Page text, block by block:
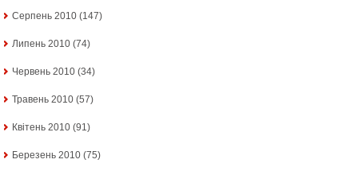
Серпень 2010 (147)
Липень 2010 (74)
Червень 2010 (34)
Травень 2010 (57)
Квітень 2010 (91)
Березень 2010 (75)